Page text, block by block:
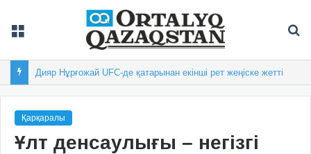
Дияр Нұрғожай UFC-де қатарынан екінші рет жеңіске жетті
Қарқаралы
Ұлт денсаулығы – негізгі